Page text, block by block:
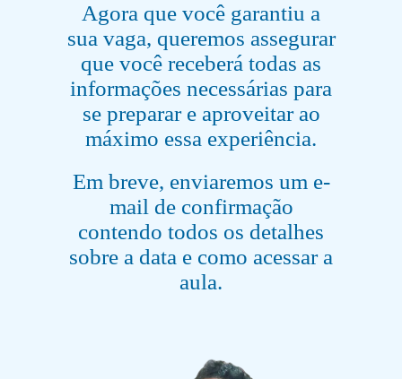
Agora que você garantiu a
sua vaga, queremos assegurar
que você receberá todas as
informações necessárias para
se preparar e aproveitar ao
máximo essa experiência.
Em breve, enviaremos um e-
mail de confirmação
contendo todos os detalhes
sobre a data e como acessar a
aula.